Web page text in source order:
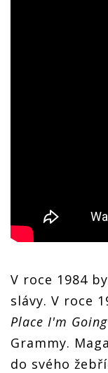
V roce 1984
slávy. V roce
Place I'm Going
Grammy.
do svého